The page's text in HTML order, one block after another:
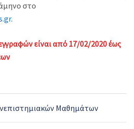
στο
.
είναι από 17/02/2020 έως
Μαθημάτων